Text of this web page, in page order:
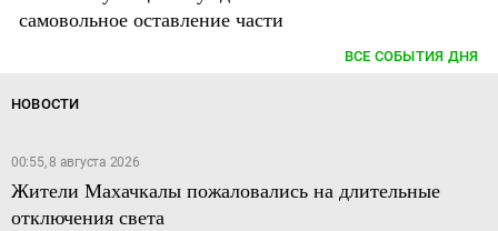
самовольное оставление части
ВСЕ СОБЫТИЯ ДНЯ
НОВОСТИ
00:55, 8 августа 2026
Жители Махачкалы пожаловались на длительные
отключения света